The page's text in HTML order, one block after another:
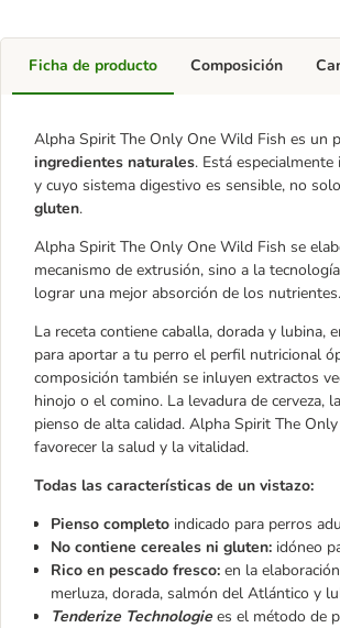
Ficha de producto
Alpha Spirit The Only One Wild Fish es un
ingredientes naturales. Está especialmente
y cuyo sistema digestivo es sensible, no
gluten.
Alpha Spirit The Only One Wild Fish se
mecanismo de extrusión, sino a la
lograr una mejor absorción de los nutrientes.
La receta contiene caballa, dorada y
para aportar a tu perro el perfil nutricional
composición también se inluyen extractos
hinojo o el comino. La levadura de cerveza,
pienso de alta calidad. Alpha Spirit The
favorecer la salud y la vitalidad.
Todas las características de un vistazo:
Pienso completo indicado para perros
No contiene cereales ni gluten: idóneo
Rico en pescado fresco: en la
merluza, dorada, salmón del Atlántico y
Tenderize Technologiees el método de
Composición